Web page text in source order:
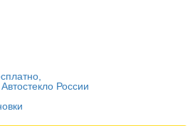
России